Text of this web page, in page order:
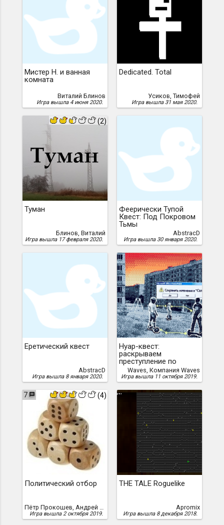
Мистер Н. и ванная
комната
Виталий Блинов
Игра вышла 4 июня 2020.
Dedicated. Total
Усиков, Тимофей
Игра вышла 31 мая 2020.
(2)
Туман
Блинов, Виталий
Игра вышла 17 февраля 2020.
Феерически Тупой
Квест: Под Покровом
Тьмы
AbstracD
Игра вышла 30 января 2020.
Еретический квест
AbstracD
Игра вышла 8 января 2020.
Нуар-квест:
раскрываем
преступление по
цепочке
Waves, Компания Waves
Игра вышла 11 октября 2019.
7 (4)
Политический отбор
Пётр Прокошев, Андрей Рулин
Игра вышла 2 октября 2019.
THE TALE Roguelike
Apromix
Игра вышла 8 декабря 2018.